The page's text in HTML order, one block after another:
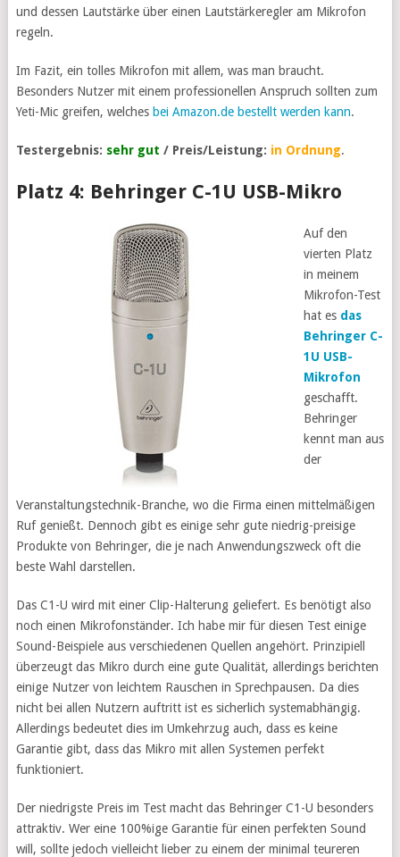
und dessen Lautstärke über einen Lautstärkeregler am Mikrofon
regeln.
Im Fazit, ein tolles Mikrofon mit allem, was man braucht.
Besonders Nutzer mit einem professionellen Anspruch sollten zum
Yeti-Mic greifen, welches bei Amazon.de bestellt werden kann.
Testergebnis: sehr gut / Preis/Leistung: in Ordnung.
Platz 4: Behringer C-1U USB-Mikro
Auf den
vierten Platz
in meinem
Mikrofon-Test
hat es das
Behringer C-
1U USB-
Mikrofon
geschafft.
Behringer
kennt man aus
der
Veranstaltungstechnik-Branche, wo die Firma einen mittelmäßigen
Ruf genießt. Dennoch gibt es einige sehr gute niedrig-preisige
Produkte von Behringer, die je nach Anwendungszweck oft die
beste Wahl darstellen.
Das C1-U wird mit einer Clip-Halterung geliefert. Es benötigt also
noch einen Mikrofonständer. Ich habe mir für diesen Test einige
Sound-Beispiele aus verschiedenen Quellen angehört. Prinzipiell
überzeugt das Mikro durch eine gute Qualität, allerdings berichten
einige Nutzer von leichtem Rauschen in Sprechpausen. Da dies
nicht bei allen Nutzern auftritt ist es sicherlich systemabhängig.
Allerdings bedeutet dies im Umkehrzug auch, dass es keine
Garantie gibt, dass das Mikro mit allen Systemen perfekt
funktioniert.
Der niedrigste Preis im Test macht das Behringer C1-U besonders
attraktiv. Wer eine 100%ige Garantie für einen perfekten Sound
will, sollte jedoch vielleicht lieber zu einem der minimal teureren